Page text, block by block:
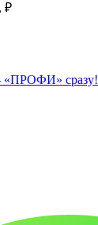
₽
«ПРОФИ» сразу!